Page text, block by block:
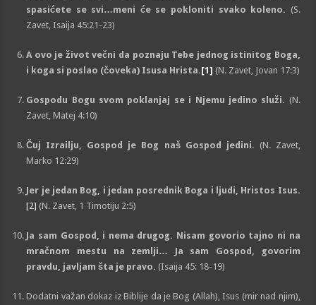
spasićete se svi…meni će se pokloniti svako koleno. (S.
Zavet, Isaija 45:21-23)
A ovo je život večni da poznaju Tebe jednog istinitog Boga,
i koga si poslao (čoveka) Isusa Hrista.[1] (N. Zavet, Jovan 17:3)
Gospodu Bogu svom poklanjaj se i Njemu jedino služi. (N.
Zavet, Matej 4:10)
Čuj Izrailju, Gospod je Bog naš Gospod jedini. (N. Zavet,
Marko 12:29)
Jer je jedan Bog, i jedan posrednik Boga i ljudi, Hristos Isus.
[2] (N. Zavet, 1 Timotiju 2:5)
Ja sam Gospod, i nema drugog. Nisam govorio tajno ni na
mračnom mestu na zemlji… Ja sam Gospod, govorim
pravdu, javljam šta je pravo. (Isaija 45: 18-19)
Dodatni važan dokaz iz Biblije da je Bog (Allah), Isus (mir nad njim),